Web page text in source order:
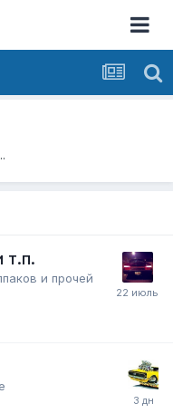
т.п.
и прочей